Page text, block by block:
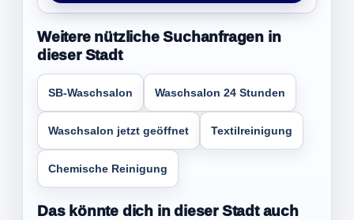
Weitere nützliche Suchanfragen in
dieser Stadt
SB-Waschsalon Waschsalon 24 Stunden
Waschsalon jetzt geöffnet Textilreinigung
Chemische Reinigung
Das könnte dich in dieser Stadt auch